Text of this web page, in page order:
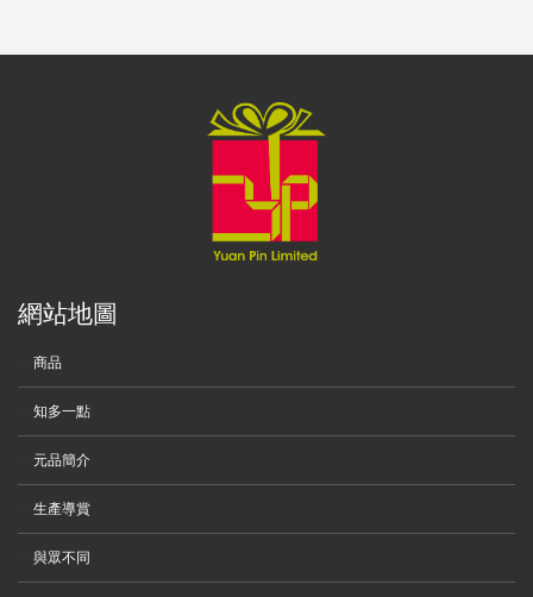
網站地圖
商品
知多一點
元品簡介
生產導賞
與眾不同